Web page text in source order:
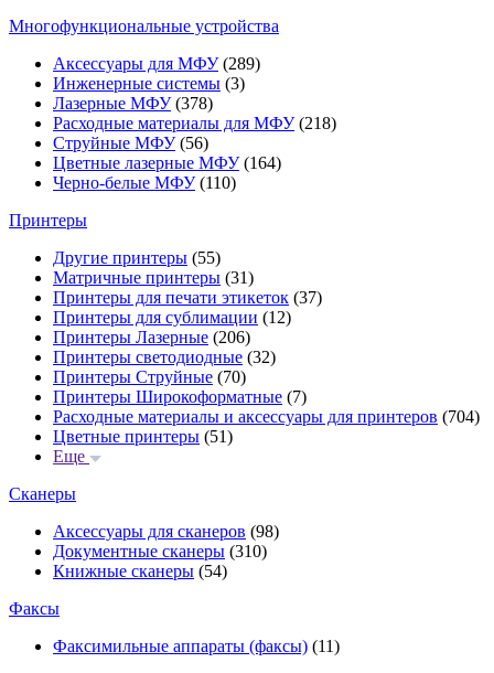
Многофункциональные устройства
Аксессуары для МФУ(289)
Инженерные системы (3)
Лазерные МФУ(378)
Расходные материалы для МФУ(218)
Струйные МФУ(56)
Цветные лазерные МФУ(164)
Черно-белые МФУ(110)
Принтеры
Другие принтеры (55)
Матричные принтеры (31)
Принтеры для печати этикеток (37)
Принтеры для сублимации (12)
Принтеры Лазерные (206)
Принтеры светодиодные (32)
Принтеры Струйные (70)
Принтеры Широкоформатные (7)
Расходные материалы и аксессуары для принтеров (704)
Цветные принтеры (51)
Еще
Сканеры
Аксессуары для сканеров (98)
Документные сканеры (310)
Книжные сканеры (54)
Факсы
Факсимильные аппараты (факсы) (11)